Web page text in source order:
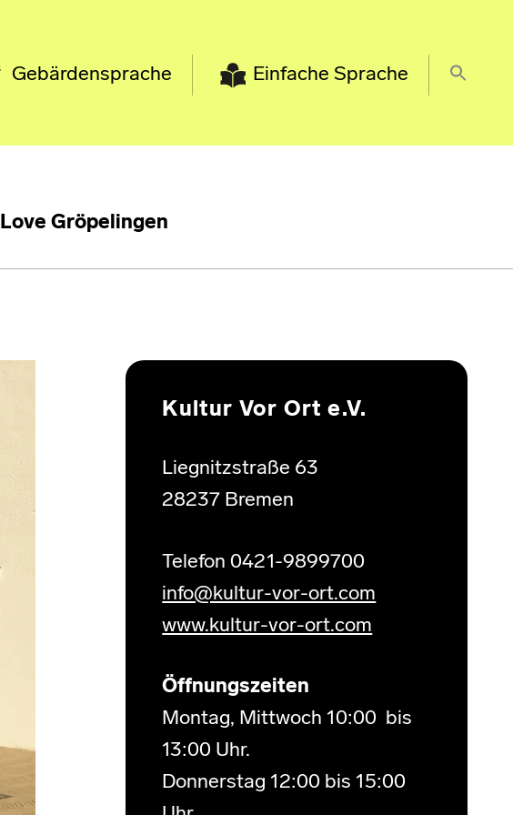
Gebärdensprache Einfache Sprache
Love Gröpelingen
Kultur Vor Ort e.V.
Liegnitzstraße 63
28237 Bremen
Telefon 0421-9899700
info@kultur-vor-ort.com
www.kultur-vor-ort.com
Öffnungszeiten
Montag, Mittwoch 10:00 bis
13:00 Uhr.
Donnerstag 12:00 bis 15:00